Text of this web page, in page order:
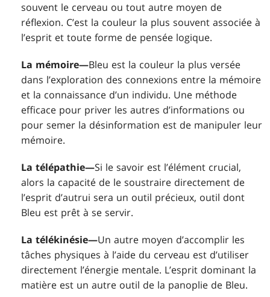
souvent le cerveau ou tout autre moyen de
réflexion. C’est la couleur la plus souvent associée à
l’esprit et toute forme de pensée logique.
La mémoire—Bleu est la couleur la plus versée
dans l’exploration des connexions entre la mémoire
et la connaissance d’un individu. Une méthode
efficace pour priver les autres d’informations ou
pour semer la désinformation est de manipuler leur
mémoire.
La télépathie—Si le savoir est l’élément crucial,
alors la capacité de le soustraire directement de
l’esprit d’autrui sera un outil précieux, outil dont
Bleu est prêt à se servir.
La télékinésie—Un autre moyen d’accomplir les
tâches physiques à l’aide du cerveau est d’utiliser
directement l’énergie mentale. L’esprit dominant la
matière est un autre outil de la panoplie de Bleu.